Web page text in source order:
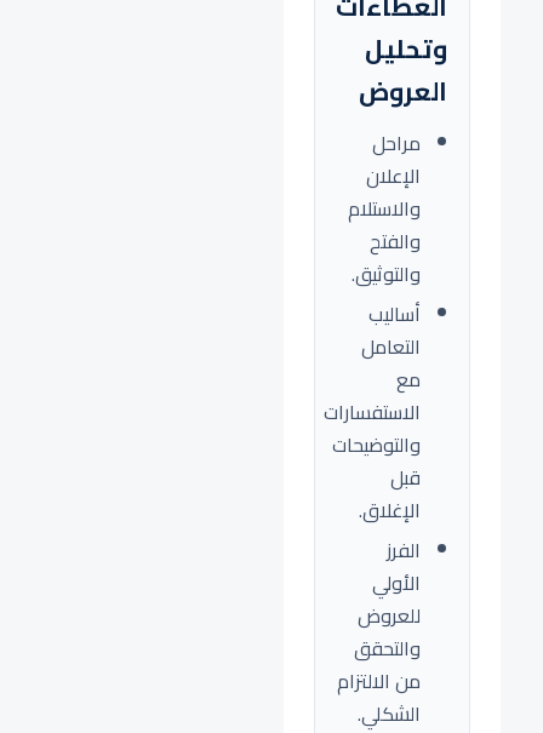
وتحليل
العروض
مراحل
الإعلان
والاستلام
والفتح
والتوثيق.
أساليب
التعامل
مع
الاستفسارات
والتوضيحات
قبل
الإغلاق.
الفرز
الأولي
للعروض
والتحقق
من الالتزام
الشكلي.